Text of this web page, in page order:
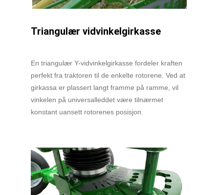
Triangulær vidvinkelgirkasse
En triangulær Y-vidvinkelgirkasse fordeler kraften
perfekt fra traktoren til de enkelte rotorene. Ved at
girkassa er plassert langt framme på ramme, vil
vinkelen på universalleddet være tilnærmet
konstant uansett rotorenes posisjon.